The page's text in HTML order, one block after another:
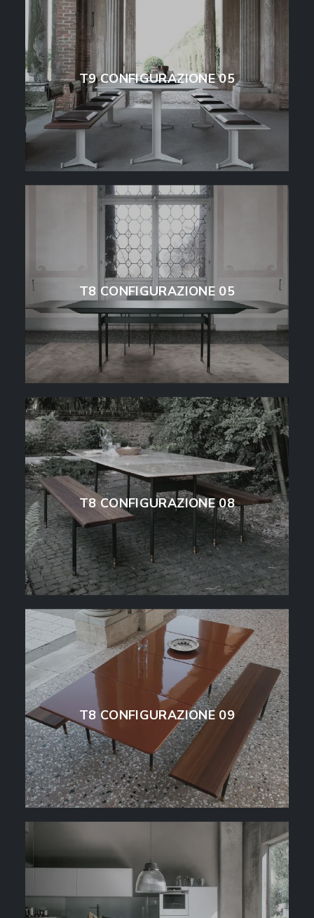
T9 CONFIGURAZIONE 05
T8 CONFIGURAZIONE 05
T8 CONFIGURAZIONE 08
T8 CONFIGURAZIONE 09